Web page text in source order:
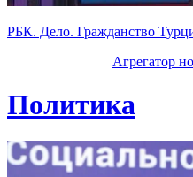
РБК. Дело. Гражданство
Агрегатор
Политика